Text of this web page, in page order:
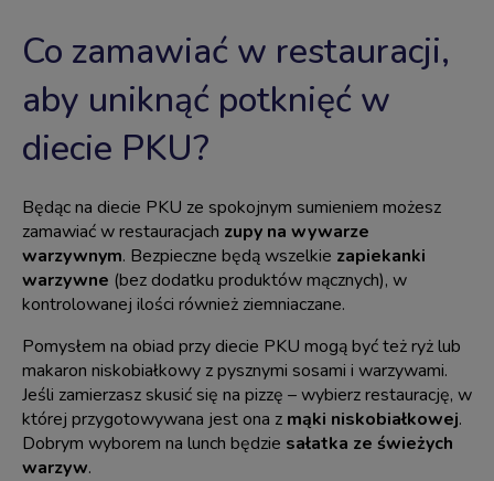
Co zamawiać w restauracji,
aby uniknąć potknięć w
diecie PKU?
Będąc na diecie PKU ze spokojnym sumieniem możesz
zamawiać w restauracjach zupy na wywarze
warzywnym. Bezpieczne będą wszelkie zapiekanki
warzywne (bez dodatku produktów mącznych), w
kontrolowanej ilości również ziemniaczane.
Pomysłem na obiad przy diecie PKU mogą być też ryż lub
makaron niskobiałkowy z pysznymi sosami i warzywami.
Jeśli zamierzasz skusić się na pizzę – wybierz restaurację, w
której przygotowywana jest ona z mąki niskobiałkowej.
Dobrym wyborem na lunch będzie sałatka ze świeżych
warzyw.